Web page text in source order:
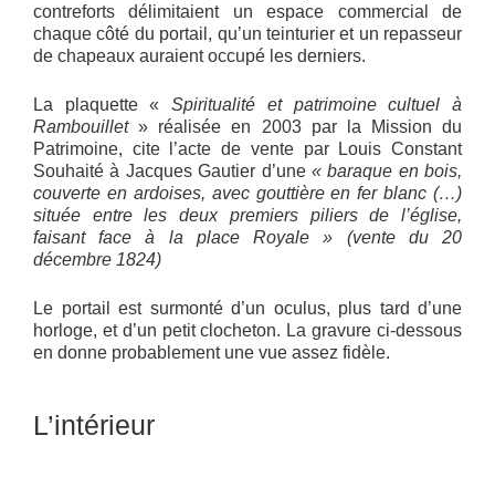
contreforts délimitaient un espace commercial de
chaque côté du portail, qu’un teinturier et un repasseur
de chapeaux auraient occupé les derniers.
La plaquette «Spiritualité et patrimoine cultuel à
Rambouillet» réalisée en 2003 par la Mission du
Patrimoine, cite l’acte de vente par Louis Constant
Souhaité à Jacques Gautier d’une « baraque en bois,
couverte en ardoises, avec gouttière en fer blanc (…)
située entre les deux premiers piliers de l’église,
faisant face à la place Royale » (vente du 20
décembre 1824)
Le portail est surmonté d’un oculus, plus tard d’une
horloge, et d’un petit clocheton. La gravure ci-dessous
en donne probablement une vue assez fidèle.
L’intérieur